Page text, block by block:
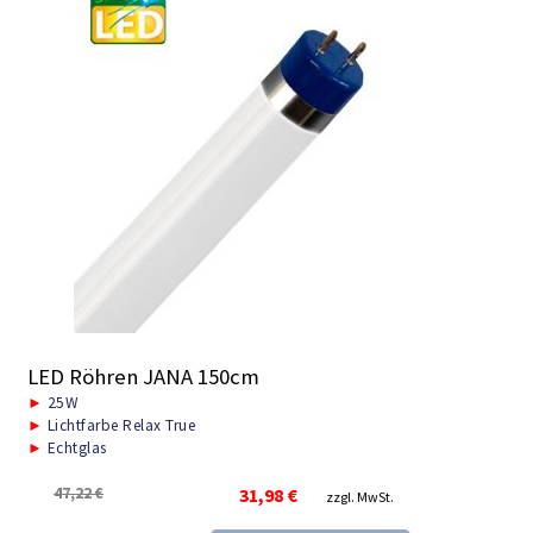
LED Röhren JANA 150cm
► 25W
► Lichtfarbe Relax True
► Echtglas
47,22€
Ursprünglicher
Preis
31,98 €
Aktueller
Preis
zzgl. MwSt.